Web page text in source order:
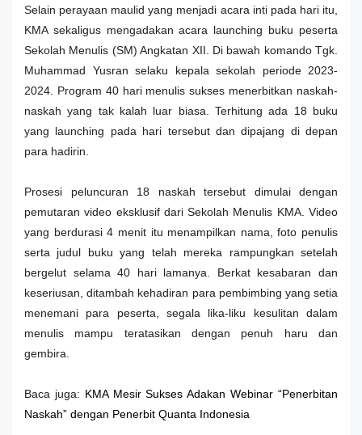
Selain perayaan maulid yang menjadi acara inti pada hari itu,
KMA sekaligus mengadakan acara launching buku peserta
Sekolah Menulis (SM) Angkatan XII. Di bawah komando Tgk.
Muhammad Yusran selaku kepala sekolah periode 2023-
2024. Program 40 hari menulis sukses menerbitkan naskah-
naskah yang tak kalah luar biasa. Terhitung ada 18 buku
yang launching pada hari tersebut dan dipajang di depan
para hadirin.
Prosesi peluncuran 18 naskah tersebut dimulai dengan
pemutaran video eksklusif dari Sekolah Menulis KMA. Video
yang berdurasi 4 menit itu menampilkan nama, foto penulis
serta judul buku yang telah mereka rampungkan setelah
bergelut selama 40 hari lamanya. Berkat kesabaran dan
keseriusan, ditambah kehadiran para pembimbing yang setia
menemani para peserta, segala lika-liku kesulitan dalam
menulis mampu teratasikan dengan penuh haru dan
gembira.
Baca juga: KMA Mesir Sukses Adakan Webinar “Penerbitan
Naskah” dengan Penerbit Quanta Indonesia